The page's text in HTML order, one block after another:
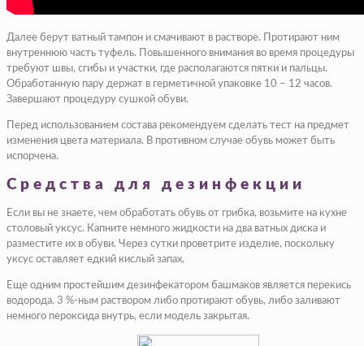
Далее берут ватный тампон и смачивают в растворе. Протирают ним
внутреннюю часть туфель. Повышенного внимания во время процедуры
требуют швы, сгибы и участки, где располагаются пятки и пальцы.
Обработанную пару держат в герметичной упаковке 10 – 12 часов.
Завершают процедуру сушкой обуви.
Перед использованием состава рекомендуем сделать тест на предмет
изменения цвета материала. В противном случае обувь может быть
испорчена.
Средства для дезинфекции
Если вы не знаете, чем обработать обувь от грибка, возьмите на кухне
столовый уксус. Капните немного жидкости на два ватных диска и
разместите их в обуви. Через сутки проветрите изделие, поскольку
уксус оставляет едкий кислый запах.
Еще одним простейшим дезинфекатором башмаков является перекись
водорода. 3 %-ным раствором либо протирают обувь, либо заливают
немного пероксида внутрь, если модель закрытая.